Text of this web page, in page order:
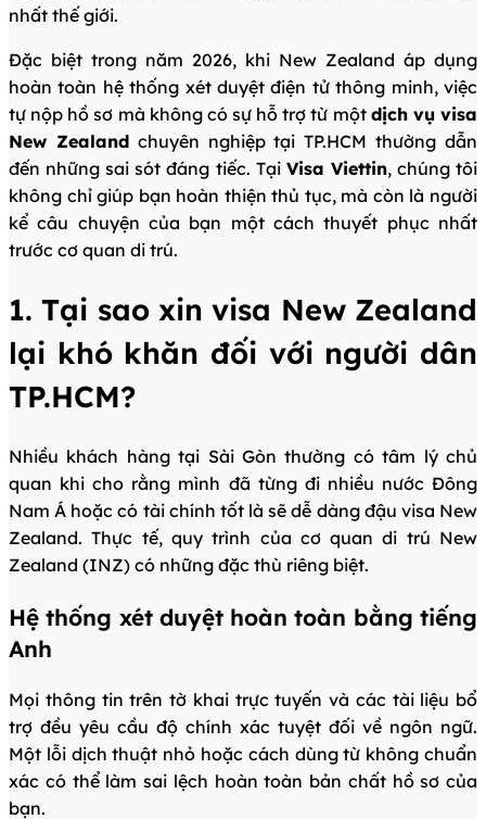
nhất thế giới.
Đặc biệt trong năm 2026, khi New Zealand áp dụng
hoàn toàn hệ thống xét duyệt điện tử thông minh, việc
tự nộp hồ sơ mà không có sự hỗ trợ từ một dịch vụ visa
New Zealandchuyên nghiệp tại TP.HCM thường dẫn
đến những sai sót đáng tiếc. Tại Visa Viettin, chúng tôi
không chỉ giúp bạn hoàn thiện thủ tục, mà còn là người
kể câu chuyện của bạn một cách thuyết phục nhất
trước cơ quan di trú.
1. Tại sao xin visa New Zealand
lại khó khăn đối với người dân
TP.HCM?
Nhiều khách hàng tại Sài Gòn thường có tâm lý chủ
quan khi cho rằng mình đã từng đi nhiều nước Đông
Nam Á hoặc có tài chính tốt là sẽ dễ dàng đậu visa New
Zealand. Thực tế, quy trình của cơ quan di trú New
Zealand (INZ) có những đặc thù riêng biệt.
Hệ thống xét duyệt hoàn toàn bằng tiếng
Anh
Mọi thông tin trên tờ khai trực tuyến và các tài liệu bổ
trợ đều yêu cầu độ chính xác tuyệt đối về ngôn ngữ.
Một lỗi dịch thuật nhỏ hoặc cách dùng từ không chuẩn
xác có thể làm sai lệch hoàn toàn bản chất hồ sơ của
bạn.